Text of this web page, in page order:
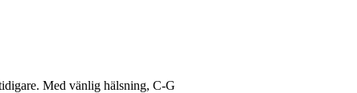
Med vänlig hälsning, C-G